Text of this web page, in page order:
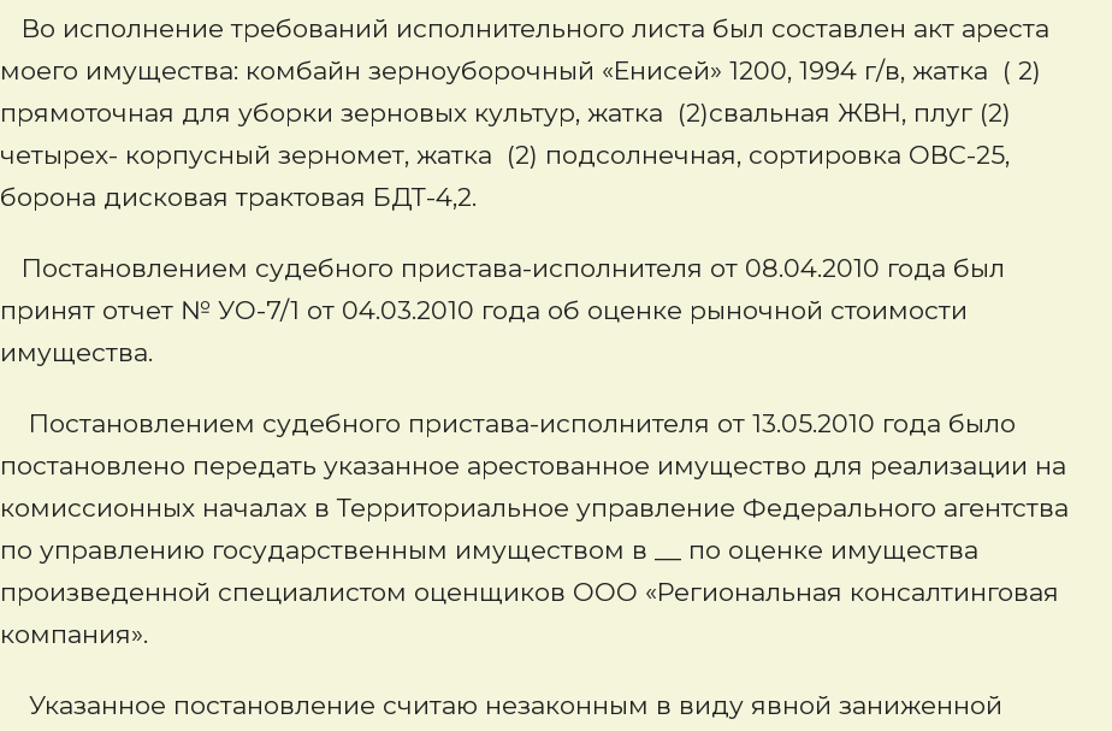
Во исполнение требований исполнительного листа был составлен акт ареста
моего имущества: комбайн зерноуборочный «Енисей» 1200, 1994 г/в, жатка ( 2)
прямоточная для уборки зерновых культур, жатка (2)свальная ЖВН, плуг (2)
четырех- корпусный зерномет, жатка (2) подсолнечная, сортировка ОВС-25,
борона дисковая трактовая БДТ-4,2.
Постановлением судебного пристава-исполнителя от 08.04.2010 года был
принят отчет № УО-7/1 от 04.03.2010 года об оценке рыночной стоимости
имущества.
Постановлением судебного пристава-исполнителя от 13.05.2010 года было
постановлено передать указанное арестованное имущество для реализации на
комиссионных началах в Территориальное управление Федерального агентства
по управлению государственным имуществом в __ по оценке имущества
произведенной специалистом оценщиков ООО «Региональная консалтинговая
компания».
Указанное постановление считаю незаконным в виду явной заниженной